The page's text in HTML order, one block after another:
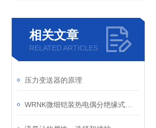
相关文章
RELATED ARTICLES
压力变送器的原理